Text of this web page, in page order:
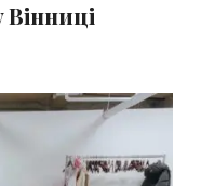
Вінниці